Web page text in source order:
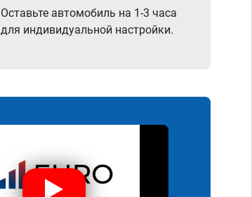
Оставьте автомобиль на 1-3 часа
для индивидуальной настройки.